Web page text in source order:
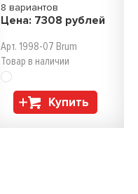
8 вариантов
Цена: 7308 рублей
Арт. 1998-07 Brum
Товар в наличии
Купить